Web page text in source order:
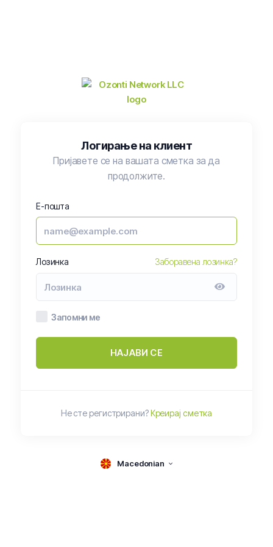
Логирање на клиент
Пријавете се на вашата сметка за да
продолжите.
Е-пошта
Лозинка Заборавена лозинка?
Запомни ме
НАЈАВИ СЕ
Не сте регистрирани?Креирај сметка
Macedonian